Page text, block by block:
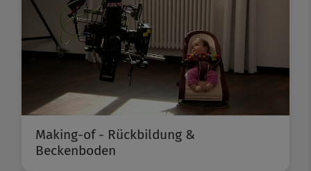
Making-of - Rückbildung &
Beckenboden